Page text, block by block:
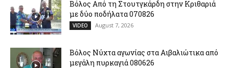
Βόλος Από τη Στουτγκάρδη στην Κριθαριά
με δύο ποδήλατα 070826
VIDEO August 7, 2026
Βόλος Νύχτα αγωνίας στα Αιβαλιώτικα από
μεγάλη πυρκαγιά 080626